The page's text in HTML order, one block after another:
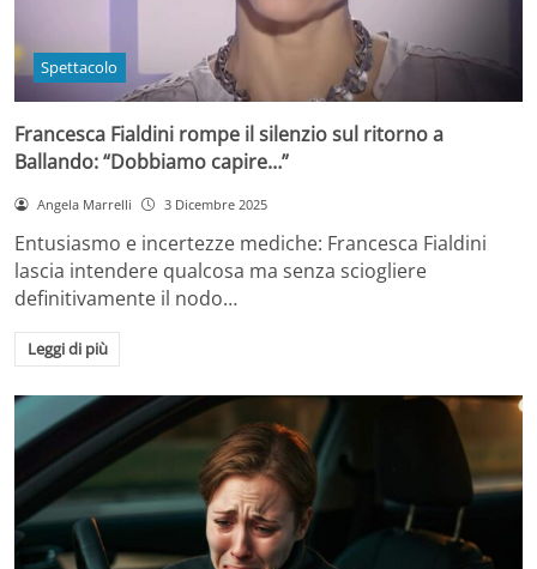
Spettacolo
Francesca Fialdini rompe il silenzio sul ritorno a
Ballando: “Dobbiamo capire…”
Angela Marrelli 3 Dicembre 2025
Entusiasmo e incertezze mediche: Francesca Fialdini
lascia intendere qualcosa ma senza sciogliere
definitivamente il nodo…
Leggi di più